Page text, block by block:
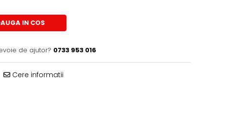
IN COS
de ajutor? 0733 953 016
Cere informatii